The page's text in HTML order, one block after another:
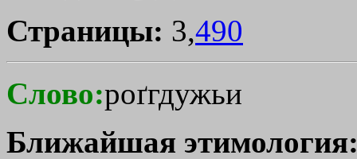
Страницы: 3,490
Слово:роґгдужьи
Ближайшая